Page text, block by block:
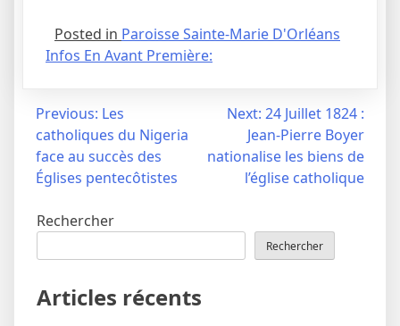
Posted in Paroisse Sainte-Marie D'Orléans
Infos En Avant Première:
Navigation
l’article
Previous: Les
catholiques du Nigeria
face au succès des
Églises pentecôtistes
Next: 24 Juillet 1824 :
Jean-Pierre Boyer
nationalise les biens de
l’église catholique
Rechercher
Rechercher
Articles récents